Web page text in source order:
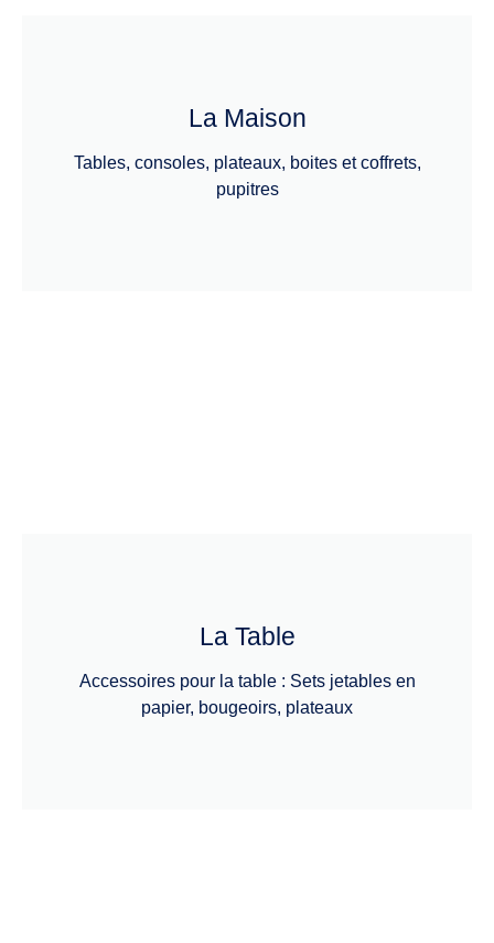
La Maison
Tables, consoles, plateaux, boites et coffrets,
pupitres
La Table
Accessoires pour la table : Sets jetables en
papier, bougeoirs, plateaux